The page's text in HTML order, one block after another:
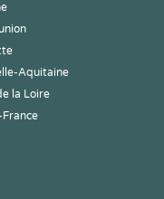
Aquitaine
la Loire
France